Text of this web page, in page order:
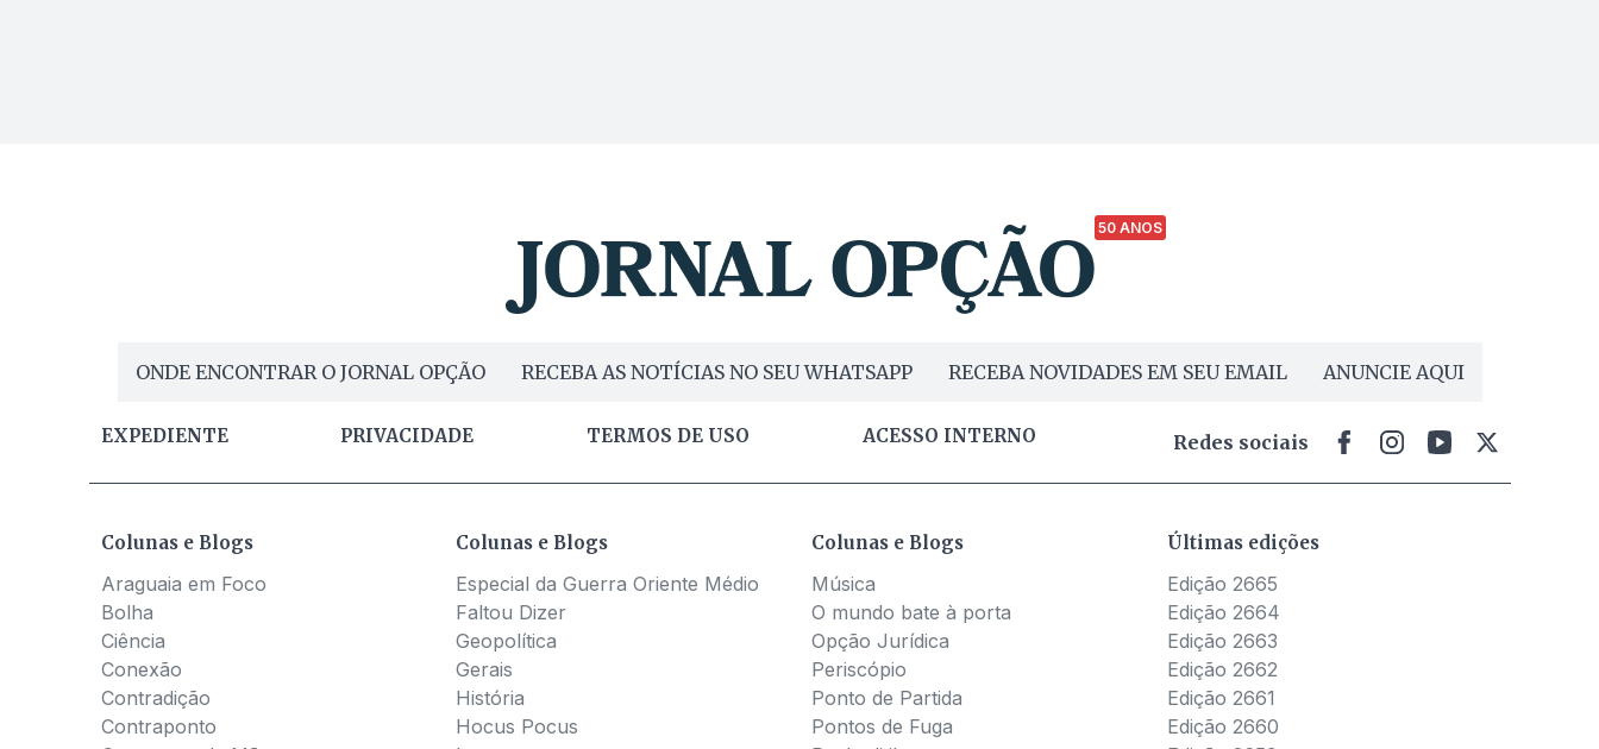
50 ANOS
ONDE ENCONTRAR O JORNAL OPÇÃO RECEBA AS NOTÍCIAS NO SEU WHATSAPP RECEBA NOVIDADES EM SEU EMAIL ANUNCIE AQUI
EXPEDIENTE PRIVACIDADE TERMOS DE USO ACESSO INTERNO Redes sociais
Colunas e Blogs
Araguaia em Foco
Bolha
Ciência
Conexão
Contradição
Contraponto
Colunas e Blogs
Especial da Guerra Oriente Médio
Faltou Dizer
Geopolítica
Gerais
História
Hocus Pocus
Colunas e Blogs
Música
O mundo bate à porta
Opção Jurídica
Periscópio
Ponto de Partida
Pontos de Fuga
Últimas edições
Edição 2665
Edição 2664
Edição 2663
Edição 2662
Edição 2661
Edição 2660